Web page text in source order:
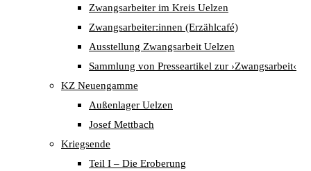
Zwangsarbeiter im Kreis Uelzen
Zwangsarbeiter:innen (Erzählcafé)
Ausstellung Zwangsarbeit Uelzen
Sammlung von Presseartikel zur ›Zwangsarbeit‹
KZ Neuengamme
Außenlager Uelzen
Josef Mettbach
Kriegsende
Teil I – Die Eroberung